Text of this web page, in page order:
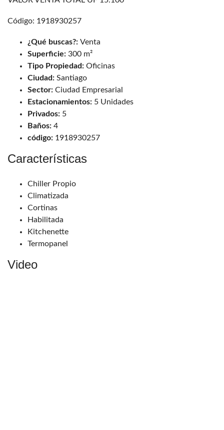
Código: 1918930257
¿Qué buscas?: Venta
Superficie: 300 m²
Tipo Propiedad: Oficinas
Ciudad: Santiago
Sector: Ciudad Empresarial
Estacionamientos: 5 Unidades
Privados: 5
Baños: 4
código: 1918930257
Características
Chiller Propio
Climatizada
Cortinas
Habilitada
Kitchenette
Termopanel
Video